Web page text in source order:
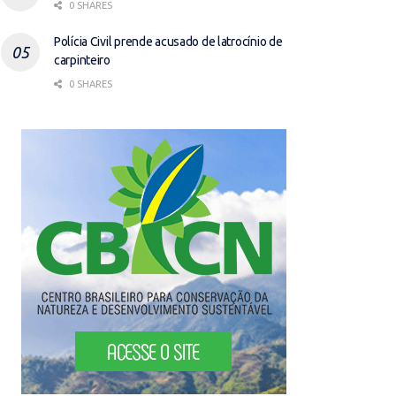
0 SHARES
Polícia Civil prende acusado de latrocínio de
carpinteiro
0 SHARES